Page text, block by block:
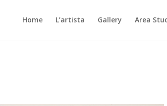
Home L’artista Gallery Area